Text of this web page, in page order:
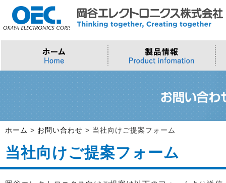
プロセッサ
>Intel (IoT/Embedded)
>Intel (PC)
>Intel Arc Graphics
ソフトウェア・クラウド
>Microsoft Azure
>Windows IoT
>Trellix
>AI・IoTソリューション
>インテル IoTソリューション
>評価開発キット
>LLMソリューション
スマートシティ・DX
>ナガレミル / 人流・交通
>会社概要 >トップメッセージ
>製品・御見積お問い合わせ >その他・採用お問い合わせ
ホーム > お問い合わせ > 当社向けご提案フォーム
当社向けご提案フォーム